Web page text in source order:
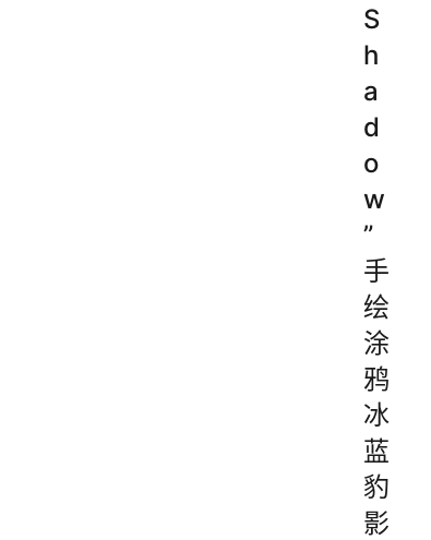
S
h
a
d
o
w
”
手
绘
涂
鸦
冰
蓝
豹
影